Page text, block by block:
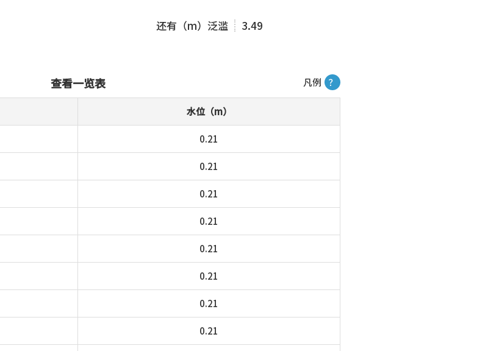
还有（m）泛滥 3.49
凡例 ？
查看一览表
水位（m）
0.21
0.21
0.21
0.21
0.21
0.21
0.21
0.21